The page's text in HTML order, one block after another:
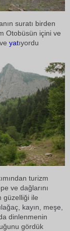
suratı birden
Otobüsün içini ve
yatıyordu
turizm
ve dağlarını
güzelliği ile
kayın, meşe,
dinlenmenin
gördük